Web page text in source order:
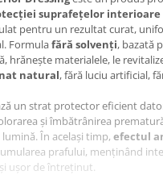
suprafețelor interioare
pentru un rezultat curat,
Formulafără solvenți, bazată
hrănește materialele, le
natural, fără luciu artificial,
un strat protector eficient
și îmbătrânirea
În același timp, efectul
prafului, menținând
ușor de întreținut.